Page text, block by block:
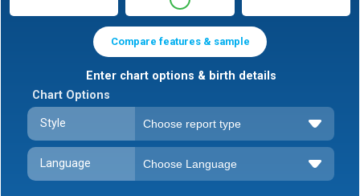
Compare features & sample
Enter chart options & birth details
Chart Options
Style
Language